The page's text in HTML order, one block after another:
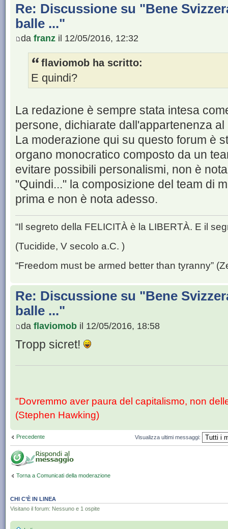
Re: Discussione su "Bene
balle ..."
da franz il 12/05/2016, 12:32
flaviomob ha scritto:
E quindi?
La redazione è sempre stata intesa
persone, dichiarate dall'appartenenza
La moderazione qui su questo forum è
organo monocratico composto da un
evitare possibili personalismi, non è
"Quindi..." la composizione del team di
prima e non è nota adesso.
“Il segreto della FELICITÀ è la LIBERTÀ. E il
(Tucidide, V secolo a.C. )
“Freedom must be armed better than tyranny”
Re: Discussione su "Bene
balle ..."
da flaviomob il 12/05/2016, 18:58
Tropp sicret!
"Dovremmo aver paura del capitalismo, non
(Stephen Hawking)
Precedente Visualizza ultimi messaggi:
Torna a Comunicati della moderazione
CHI C’È IN LINEA
Visitano il forum: Nessuno e 1 ospite